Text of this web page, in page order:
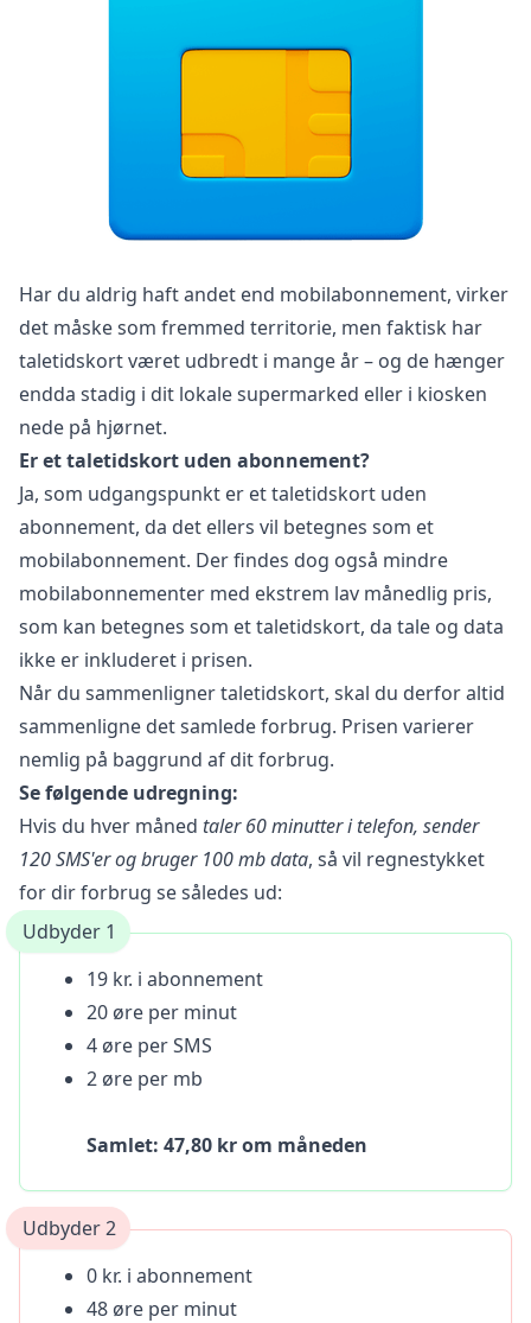
Har du aldrig haft andet end mobilabonnement, virker
det måske som fremmed territorie, men faktisk har
taletidskort været udbredt i mange år – og de hænger
endda stadig i dit lokale supermarked eller i kiosken
nede på hjørnet.
Er et taletidskort uden abonnement?
Ja, som udgangspunkt er et taletidskort uden
abonnement, da det ellers vil betegnes som et
mobilabonnement. Der findes dog også mindre
mobilabonnementer med ekstrem lav månedlig pris,
som kan betegnes som et taletidskort, da tale og data
ikke er inkluderet i prisen.
Når du sammenligner taletidskort, skal du derfor altid
sammenligne det samlede forbrug. Prisen varierer
nemlig på baggrund af dit forbrug.
Se følgende udregning:
Hvis du hver måned taler 60 minutter i telefon, sender
120 SMS'er og bruger 100 mb data, så vil regnestykket
for dir forbrug se således ud:
Udbyder 1
19 kr. i abonnement
20 øre per minut
4 øre per SMS
2 øre per mb
Samlet: 47,80 kr om måneden
Udbyder 2
0 kr. i abonnement
48 øre per minut